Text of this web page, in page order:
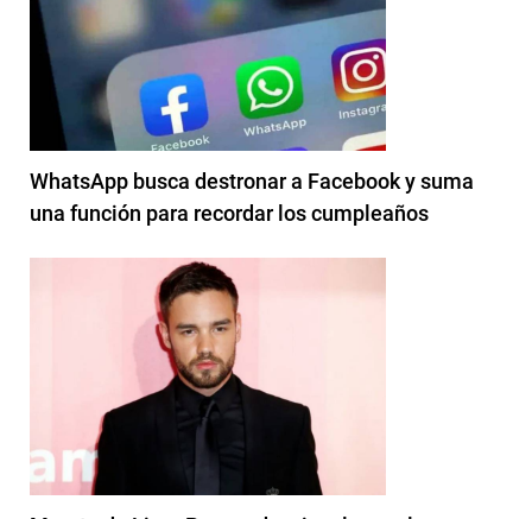
WhatsApp busca destronar a Facebook y suma
una función para recordar los cumpleaños